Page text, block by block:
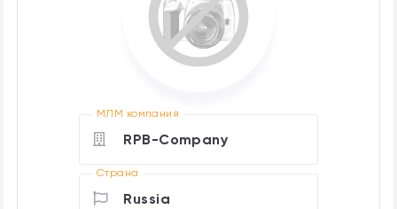
МЛМ компания
RPB-Company
Страна
Russia